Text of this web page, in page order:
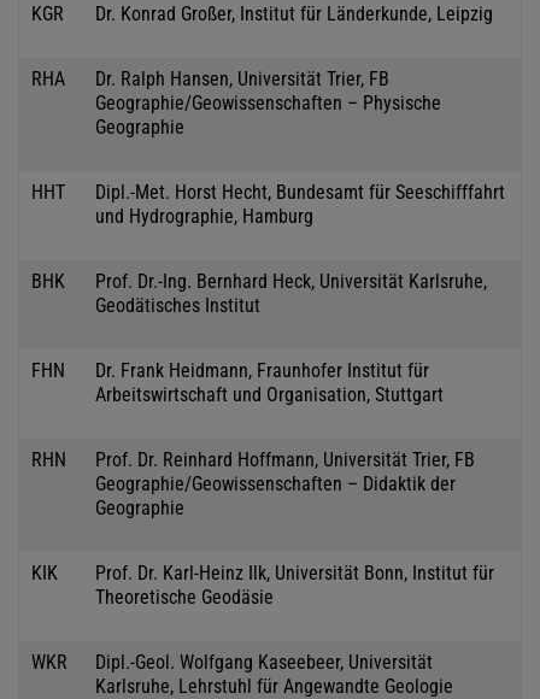
KGR Dr. Konrad Großer, Institut für Länderkunde, Leipzig
RHA
Dr. Ralph Hansen, Universität Trier, FB
Geographie/Geowissenschaften – Physische
Geographie
HHT
Dipl.-Met. Horst Hecht, Bundesamt für Seeschifffahrt
und Hydrographie, Hamburg
BHK
Prof. Dr.-Ing. Bernhard Heck, Universität Karlsruhe,
Geodätisches Institut
FHN
Dr. Frank Heidmann, Fraunhofer Institut für
Arbeitswirtschaft und Organisation, Stuttgart
RHN
Prof. Dr. Reinhard Hoffmann, Universität Trier, FB
Geographie/Geowissenschaften – Didaktik der
Geographie
KIK
Prof. Dr. Karl-Heinz Ilk, Universität Bonn, Institut für
Theoretische Geodäsie
WKR
Dipl.-Geol. Wolfgang Kaseebeer, Universität
Karlsruhe, Lehrstuhl für Angewandte Geologie